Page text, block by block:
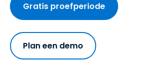
Gratis proefperiode
Plan een demo